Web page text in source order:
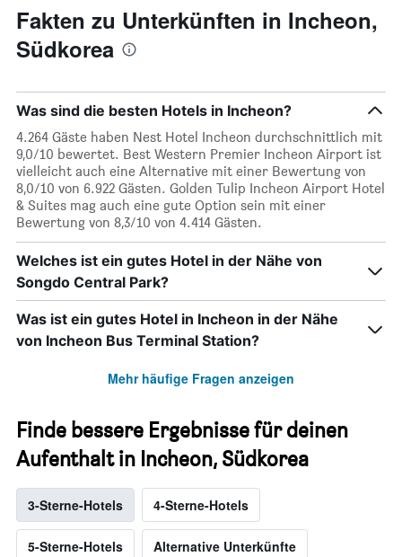
Fakten zu Unterkünften in Incheon,
Südkorea
Was sind die besten Hotels in Incheon?
4.264 Gäste haben Nest Hotel Incheon durchschnittlich mit
9,0/10 bewertet. Best Western Premier Incheon Airport ist
vielleicht auch eine Alternative mit einer Bewertung von
8,0/10 von 6.922 Gästen. Golden Tulip Incheon Airport Hotel
& Suites mag auch eine gute Option sein mit einer
Bewertung von 8,3/10 von 4.414 Gästen.
Welches ist ein gutes Hotel in der Nähe von
Songdo Central Park?
Was ist ein gutes Hotel in Incheon in der Nähe
von Incheon Bus Terminal Station?
Mehr häufige Fragen anzeigen
Finde bessere Ergebnisse für deinen
Aufenthalt in Incheon, Südkorea
3-Sterne-Hotels 4-Sterne-Hotels
5-Sterne-Hotels Alternative Unterkünfte